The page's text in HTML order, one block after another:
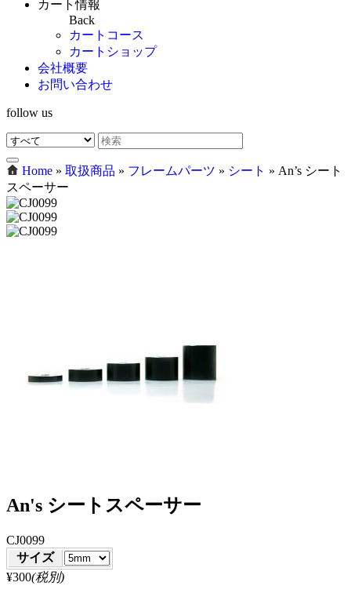
カート情報
Back
カートコース
カートショップ
会社概要
お問い合わせ
follow us
Home » 取扱商品 » フレームパーツ » シート » An’s シート
スペーサー
An's シートスペーサー
CJ0099
サイズ
¥300(税別)